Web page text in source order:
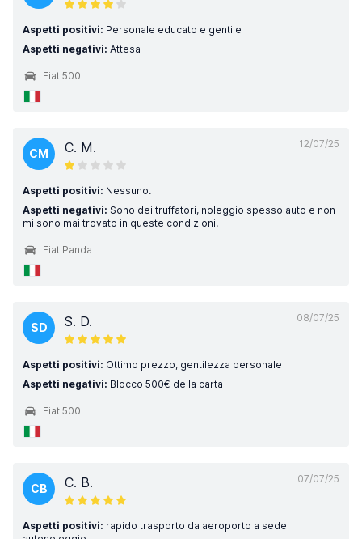
Aspetti positivi: Personale educato e gentile
Aspetti negativi: Attesa
Fiat 500
12/07/25
CM C. M.
Aspetti positivi: Nessuno.
Aspetti negativi: Sono dei truffatori, noleggio spesso auto e non
mi sono mai trovato in queste condizioni!
Fiat Panda
08/07/25
SD S. D.
Aspetti positivi: Ottimo prezzo, gentilezza personale
Aspetti negativi: Blocco 500€ della carta
Fiat 500
07/07/25
CB C. B.
Aspetti positivi: rapido trasporto da aeroporto a sede